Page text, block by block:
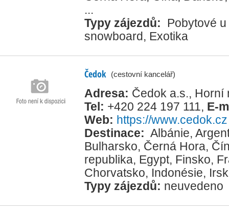
...
Typy zájezdů:
Pobytové
snowboard, Exotika
Čedok (cestovní kancelář)
Adresa: Čedok a.s.,
Tel: +420 224 197 111, E-
Web: https://www.cedok.cz
Destinace: Albánie,
Bulharsko, Černá Hora,
republika, Egypt, Finsko,
Chorvatsko, Indonésie,
Typy zájezdů: neuvedeno